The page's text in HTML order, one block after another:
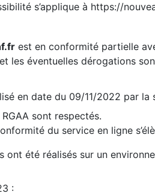
s’applique à https://
est en conformité partielle
les éventuelles dérogations
en date du 09/11/2022 par
sont respectés.
du service en ligne
ont été réalisés sur un
: